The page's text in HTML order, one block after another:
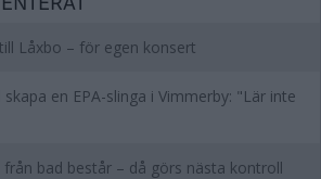
Låxbo – för egen konsert
en EPA-slinga i Vimmerby: "Lär inte
bad består – då görs nästa kontroll